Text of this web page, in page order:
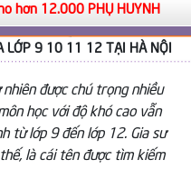
cho hơn 12.000 PHỤ HUYNH
LỚP 9 10 11 12 TẠI HÀ NỘI
được chú trọng nhiều
học với độ khó cao vẫn
từ lớp 9 đến lớp 12. Gia sư
là cái tên được tìm kiếm